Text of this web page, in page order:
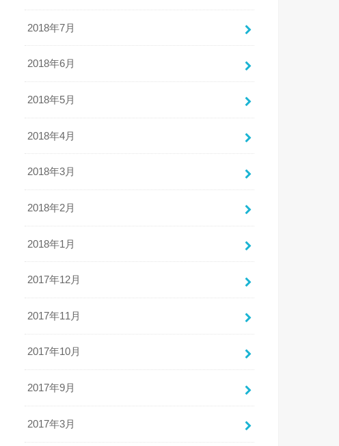
2018年7月
2018年6月
2018年5月
2018年4月
2018年3月
2018年2月
2018年1月
2017年12月
2017年11月
2017年10月
2017年9月
2017年3月